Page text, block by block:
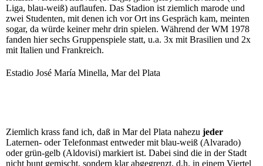
Liga, blau-weiß) auflaufen. Das Stadion ist ziemlich marode und
zwei Studenten, mit denen ich vor Ort ins Gespräch kam, meinten
sogar, da würde keiner mehr drin spielen. Während der WM 1978
fanden hier sechs Gruppenspiele statt, u.a. 3x mit Brasilien und 2x
mit Italien und Frankreich.
Estadio José María Minella, Mar del Plata
Ziemlich krass fand ich, daß in Mar del Plata nahezu jeder
Laternen- oder Telefonmast entweder mit blau-weiß (Alvarado)
oder grün-gelb (Aldovisi) markiert ist. Dabei sind die in der Stadt
nicht bunt gemischt, sondern klar abgegrenzt, d.h. in einem Viertel